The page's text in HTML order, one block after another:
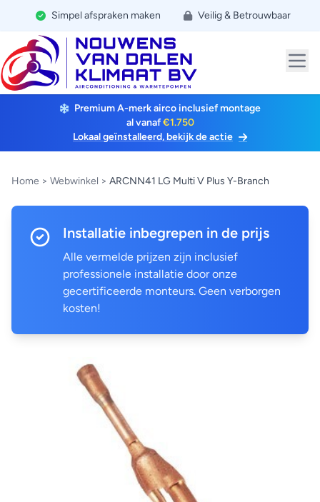
Simpel afspraken maken Veilig & Betrouwbaar
Premium A-merk airco inclusief montage
al vanaf€1.750
Lokaal geïnstalleerd, bekijk de actie
Home > Webwinkel > ARCNN41 LG Multi V Plus Y-Branch
Installatie inbegrepen in de prijs
Alle vermelde prijzen zijn inclusief
professionele installatie door onze
gecertificeerde monteurs. Geen verborgen
kosten!